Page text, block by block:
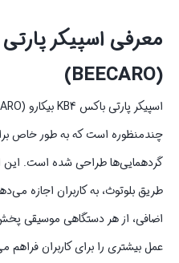
(BEECARO)
چندمنظوره است که به طور خاص
گردهمایی‌ها طراحی شده است. این
طریق بلوتوث، به کاربران اجازه
اضافی، از هر دستگاهی موسیقی
عمل بیشتری را برای کاربران